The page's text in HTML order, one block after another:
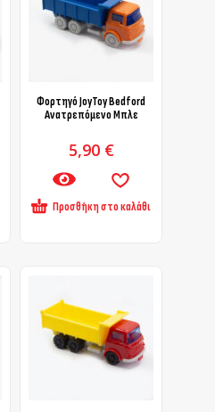
Φορτηγό JoyToy Bedford
Ανατρεπόμενο Μπλε
5,90 €
Προσθήκη στο καλάθι